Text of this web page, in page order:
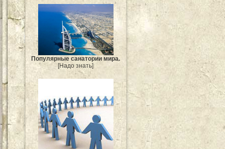
Популярные санатории мира.
[Надо знать]